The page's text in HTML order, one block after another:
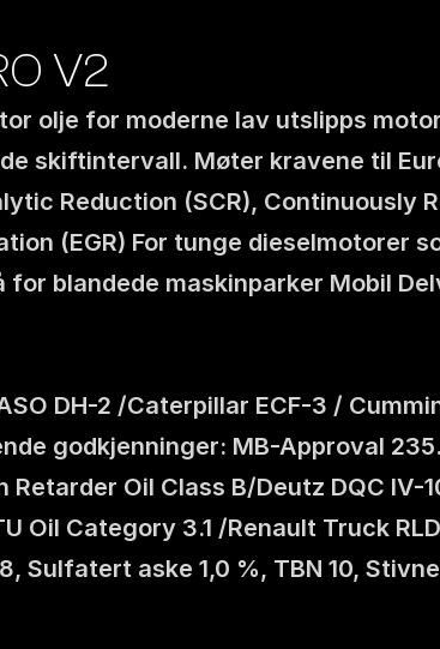
NO| EN
oss
V2
olje for moderne lav utslipps
skiftintervall. Møter kravene til
Reduction (SCR), Continuously
(EGR) For tunge dieselmotorer
blandede maskinparker Mobil
DH-2 /Caterpillar ECF-3 /
godkjenninger: MB-Approval
Oil Class B/Deutz DQC IV-
Category 3.1 /Renault Truck
Sulfatert aske 1,0 %, TBN 10,